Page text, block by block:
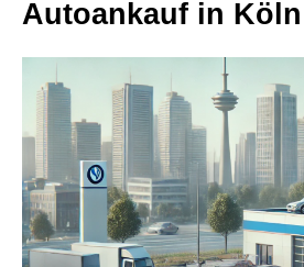
Autoankauf in Köln